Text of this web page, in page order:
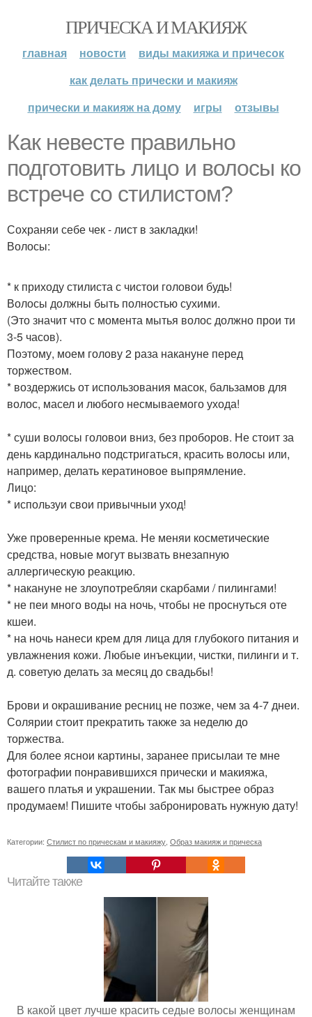
ПРИЧЕСКА И МАКИЯЖ
главная новости
виды макияжа и причесок
как делать прически и макияж
прически и макияж на дому
игры отзывы
Как невесте правильно
подготовить лицо и волосы ко
встрече со стилистом?
Сохраняи себе чек - лист в закладки!
Волосы:
* к приходу стилиста с чистои головои будь!
Волосы должны быть полностью сухими.
(Это значит что с момента мытья волос должно прои ти
3-5 часов).
Поэтому, моем голову 2 раза накануне перед
торжеством.
* воздержись от использования масок, бальзамов для
волос, масел и любого несмываемого ухода!
* суши волосы головои вниз, без проборов. Не стоит за
день кардинально подстригаться, красить волосы или,
например, делать кератиновое выпрямление.
Лицо:
* используи свои привычныи уход!
Уже проверенные крема. Не меняи косметические
средства, новые могут вызвать внезапную
аллергическую реакцию.
* накануне не злоупотребляи скарбами / пилингами!
* не пеи много воды на ночь, чтобы не проснуться оте
кшеи.
* на ночь нанеси крем для лица для глубокого питания и
увлажнения кожи. Любые инъекции, чистки, пилинги и т.
д. советую делать за месяц до свадьбы!
Брови и окрашивание ресниц не позже, чем за 4-7 днеи.
Солярии стоит прекратить также за неделю до
торжества.
Для более яснои картины, заранее присылаи те мне
фотографии понравившихся прически и макияжа,
вашего платья и украшении. Так мы быстрее образ
продумаем! Пишите чтобы забронировать нужную дату!
Категории: Стилист по прическам и макияжу Образ макияж и прическа
Читайте также
В какой цвет лучше красить седые волосы женщинам